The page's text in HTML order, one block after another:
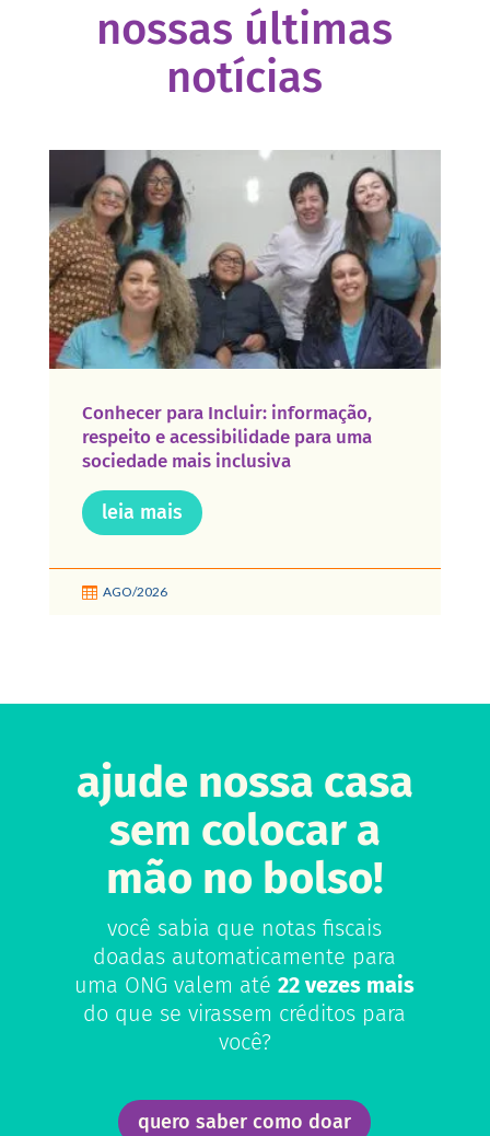
nossas últimas
notícias
Conhecer para Incluir: informação,
respeito e acessibilidade para uma
sociedade mais inclusiva
leia mais
 AGO/2026
ajude nossa casa
sem colocar a
mão no bolso!
você sabia que notas fiscais
doadas automaticamente para
uma ONG valem até22 vezes mais
do que se virassem créditos para
você?
quero saber como doar